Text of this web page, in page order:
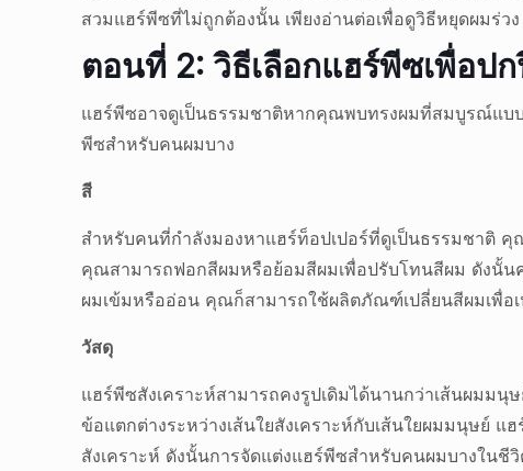
สวมแฮร์พีซที่ไม่ถูกต้องนั้น เพียงอ่านต่อเพื่อดูวิธีหยุดผมร่วง
ตอนที่ 2: วิธีเลือกแฮร์พีซเพื่อป
แฮร์พีซอาจดูเป็นธรรมชาติหากคุณพบทรงผมที่สมบูรณ์แบ
พีซสำหรับคนผมบาง
สี
สำหรับคนที่กำลังมองหาแฮร์ท็อปเปอร์ที่ดูเป็นธรรมชาติ
คุณสามารถฟอกสีผมหรือย้อมสีผมเพื่อปรับโทนสีผม ดัง
ผมเข้มหรืออ่อน คุณก็สามารถใช้ผลิตภัณฑ์เปลี่ยนสีผมเพื่อ
วัสดุ
แฮร์พีซสังเคราะห์สามารถคงรูปเดิมได้นานกว่าเส้นผมม
ข้อแตกต่างระหว่างเส้นใยสังเคราะห์กับเส้นใยผมมนุษย์ แ
สังเคราะห์ ดังนั้นการจัดแต่งแฮร์พีซสำหรับคนผมบางในชีวิ